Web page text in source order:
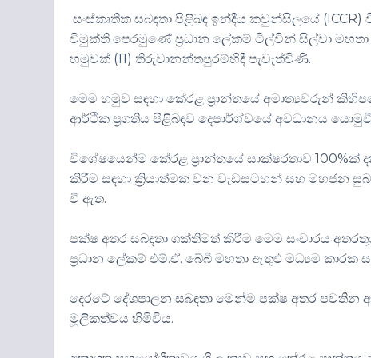
සංස්කෘතික සබඳතා පිළිබඳ ඉන්දීය කවුන්සිලයේ
විමුක්ති පෙරමුණේ ප්‍රධාන ලේකම් ටිල්වින් සිල්වා
හමුවක් (11) තිරුවානන්තපුරම්හිදී පැවැත්විණි.
මෙම හමුව සඳහා කේරළ ප්‍රාන්තයේ අමාත්‍යවරුන්
ආර්ථික ප්‍රගතිය පිළිබඳව දෙපාර්ශ්වයේ අවධානය
විශේෂයෙන්ම කේරළ ප්‍රාන්තයේ සාක්ෂරතාව 100%ක්
කිරීම සඳහා ක්‍රියාත්මක වන වැඩසටහන් සහ මහජන
වී ඇත.
පක්ෂ අතර සබඳතා ශක්තිමත් කිරීම මෙම සංචාරය
ප්‍රධාන ලේකම් එම්.ඒ. බේබි මහතා ඇතුළු මධ්‍යම කාරක
දෙරටේ දේශපාලන සබඳතා මෙන්ම පක්ෂ අතර
මූලිකත්වය හිමිවිය.